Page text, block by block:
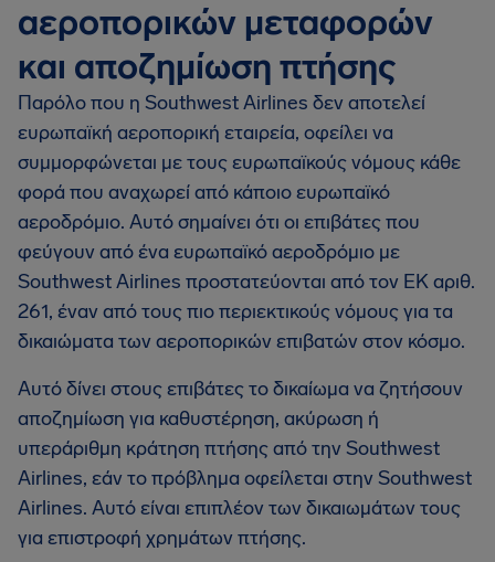
αεροπορικών μεταφορών
και αποζημίωση πτήσης
Παρόλο που η Southwest Airlines δεν αποτελεί
ευρωπαϊκή αεροπορική εταιρεία, οφείλει να
συμμορφώνεται με τους ευρωπαϊκούς νόμους κάθε
φορά που αναχωρεί από κάποιο ευρωπαϊκό
αεροδρόμιο. Αυτό σημαίνει ότι οι επιβάτες που
φεύγουν από ένα ευρωπαϊκό αεροδρόμιο με
Southwest Airlines προστατεύονται από τον ΕΚ αριθ.
261, έναν από τους πιο περιεκτικούς νόμους για τα
δικαιώματα των αεροπορικών επιβατών στον κόσμο.
Αυτό δίνει στους επιβάτες το δικαίωμα να ζητήσουν
αποζημίωση για καθυστέρηση, ακύρωση ή
υπεράριθμη κράτηση πτήσης από την Southwest
Airlines, εάν το πρόβλημα οφείλεται στην Southwest
Airlines. Αυτό είναι επιπλέον των δικαιωμάτων τους
για επιστροφή χρημάτων πτήσης.